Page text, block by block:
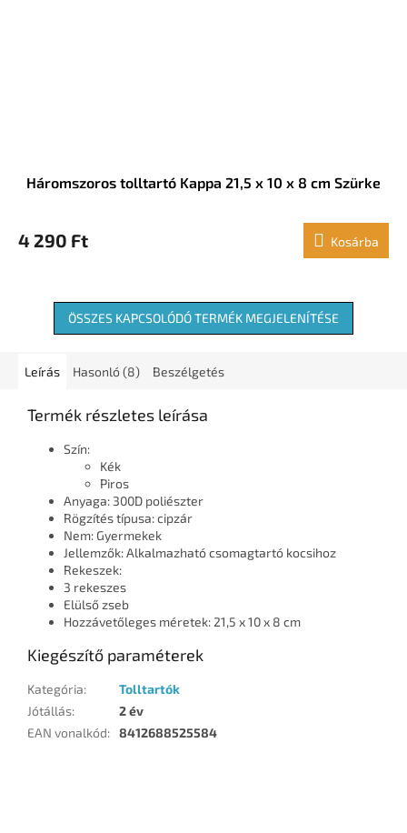
Háromszoros tolltartó Kappa 21,5 x 10 x 8 cm Szürke
4 290 Ft Kosárba
ÖSSZES KAPCSOLÓDÓ TERMÉK MEGJELENÍTÉSE
Leírás Hasonló (8) Beszélgetés
Termék részletes leírása
Szín:
Kék
Piros
Anyaga: 300D poliészter
Rögzítés típusa: cipzár
Nem: Gyermekek
Jellemzők: Alkalmazható csomagtartó kocsihoz
Rekeszek:
3 rekeszes
Elülső zseb
Hozzávetőleges méretek: 21,5 x 10 x 8 cm
Kiegészítő paraméterek
Kategória:
Tolltartók
Jótállás:
2 év
EAN vonalkód: 8412688525584